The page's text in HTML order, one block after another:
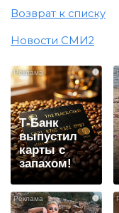
Возврат к списку
Новости СМИ2
i
Т-Банк
выпустил
карты с
запахом!
i